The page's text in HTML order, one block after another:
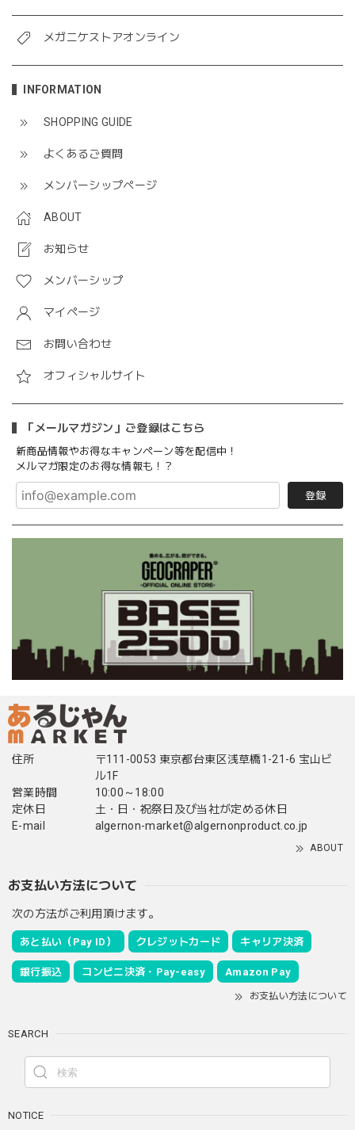
メガニケストアオンライン
INFORMATION
SHOPPING GUIDE
よくあるご質問
メンバーシップページ
ABOUT
お知らせ
メンバーシップ
マイページ
お問い合わせ
オフィシャルサイト
「メールマガジン」ご登録はこちら
新商品情報やお得なキャンペーン等を配信中！
メルマガ限定のお得な情報も！？
登録
住所
〒111-0053 東京都台東区浅草橋1-21-6 宝山ビ
ル1F
営業時間
10:00～18:00
定休日
土・日・祝祭日及び当社が定める休日
E-mail
algernon-market@algernonproduct.co.jp
ABOUT
お支払い方法について
次の方法がご利用頂けます。
あと払い（Pay ID） クレジットカード キャリア決済
銀行振込 コンビニ決済・Pay-easy Amazon Pay
お支払い方法について
SEARCH
NOTICE